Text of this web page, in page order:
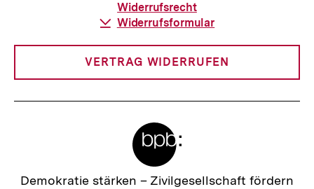
:
Widerrufsrecht
Download-
Widerrufsformular
VERTRAG WIDERRUFEN
Zur
Demokratie stärken – Zivilgesellschaft fördern